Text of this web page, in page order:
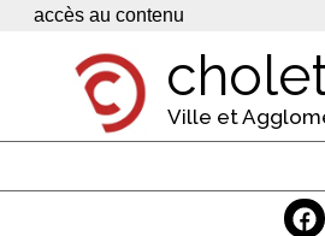
Panneau de gestion des cookies
accès au contenu
Ville et